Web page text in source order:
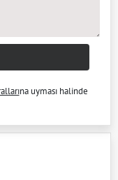
na uyması halinde